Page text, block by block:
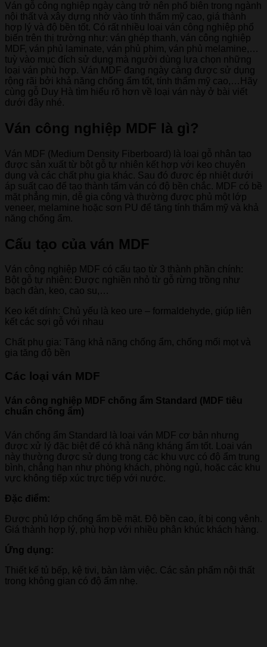
Ván gỗ công nghiệp ngày càng trở nên phổ biên trong ngành
nội thất và xây dựng nhờ vào tính thẩm mỹ cao, giá thành
hợp lý và độ bền tốt. Có rất nhiều loại ván công nghiệp phổ
biến trên thị trường như: ván ghép thanh, ván công nghiệp
MDF, ván phủ laminate, ván phủ phim, ván phủ melamine,…
tuỳ vào mục đích sử dụng mà người dùng lựa chọn những
loại ván phù hợp. Ván MDF đang ngày càng được sử dụng
rộng rãi bởi khả năng chống ẩm tổt, tính thẩm mỹ cao,…Hãy
cùng gỗ Duy Hà tìm hiểu rõ hơn về loại ván này ở bài viết
dưới đây nhé.
Ván công nghiệp MDF là gì?
Ván MDF (Medium Density Fiberboard) là loại gỗ nhân tạo
được sản xuất từ bột gỗ tự nhiên kết hợp với keo chuyên
dụng và các chất phụ gia khác. Sau đó được ép nhiệt dưới
áp suất cao để tạo thành tấm ván có độ bền chắc. MDF có bề
mặt phẳng mịn, dễ gia công và thường được phủ một lớp
veneer, melamine hoặc sơn PU để tăng tính thẩm mỹ và khả
năng chống ẩm.
Cấu tạo của ván MDF
Ván công nghiệp MDF có cấu tạo từ 3 thành phần chính:
Bột gỗ tự nhiên: Được nghiền nhỏ từ gỗ rừng trồng như
bạch đàn, keo, cao su,…
Keo kết dính: Chủ yếu là keo ure – formaldehyde, giúp liên
kết các sợi gỗ với nhau
Chất phụ gia: Tăng khả năng chống ẩm, chống mối mọt và
gia tăng độ bền
Các loại ván MDF
Ván công nghiệp MDF chống ẩm Standard (MDF tiêu
chuẩn chống ẩm)
Ván chống ẩm Standard là loại ván MDF cơ bản nhưng
được xử lý đặc biệt để có khả năng kháng ẩm tốt. Loại ván
này thường được sử dụng trong các khu vực có độ ẩm trung
bình, chẳng hạn như phòng khách, phòng ngủ, hoặc các khu
vực không tiếp xúc trực tiếp với nước.
Đặc điểm:
Được phủ lớp chống ẩm bề mặt. Độ bền cao, ít bị cong vênh.
Giá thành hợp lý, phù hợp với nhiều phân khúc khách hàng.
Ứng dụng:
Thiết kế tủ bếp, kệ tivi, bàn làm việc. Các sản phẩm nội thất
trong không gian có độ ẩm nhẹ.